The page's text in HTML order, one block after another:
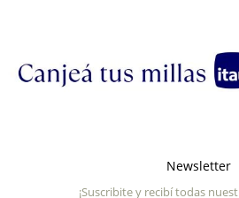
Newsletter
¡Suscribite y recibí todas